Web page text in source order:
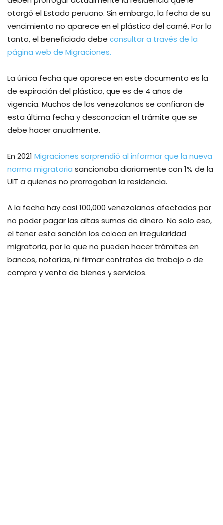
otorgó el Estado peruano. Sin embargo, la fecha de su
vencimiento no aparece en el plástico del carné. Por lo
tanto, el beneficiado debe consultar a través de la
página web de Migraciones.
La única fecha que aparece en este documento es la
de expiración del plástico, que es de 4 años de
vigencia. Muchos de los venezolanos se confiaron de
esta última fecha y desconocían el trámite que se
debe hacer anualmente.
En 2021 Migraciones sorprendió al informar que la nueva
norma migratoria sancionaba diariamente con 1% de la
UIT a quienes no prorrogaban la residencia.
A la fecha hay casi 100,000 venezolanos afectados por
no poder pagar las altas sumas de dinero. No solo eso,
el tener esta sanción los coloca en irregularidad
migratoria, por lo que no pueden hacer trámites en
bancos, notarías, ni firmar contratos de trabajo o de
compra y venta de bienes y servicios.